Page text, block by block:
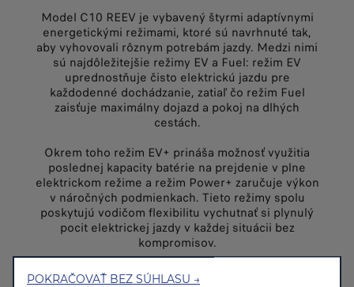
Model C10 REEV je vybavený štyrmi adaptívnymi
energetickými režimami, ktoré sú navrhnuté tak,
aby vyhovovali rôznym potrebám jazdy. Medzi nimi
sú najdôležitejšie režimy EV a Fuel: režim EV
uprednostňuje čisto elektrickú jazdu pre
každodenné dochádzanie, zatiaľ čo režim Fuel
zaisťuje maximálny dojazd a pokoj na dlhých
cestách.
Okrem toho režim EV+ prináša možnosť využitia
poslednej kapacity batérie na prejdenie v plne
elektrickom režime a režim Power+ zaručuje výkon
v náročných podmienkach. Tieto režimy spolu
poskytujú vodičom flexibilitu vychutnať si plynulý
pocit elektrickej jazdy v každej situácii bez
kompromisov.
POKRAČOVAŤ BEZ SÚHLASU →